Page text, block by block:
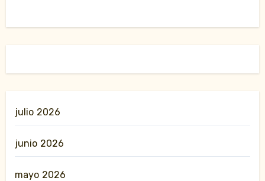
julio 2026
junio 2026
mayo 2026